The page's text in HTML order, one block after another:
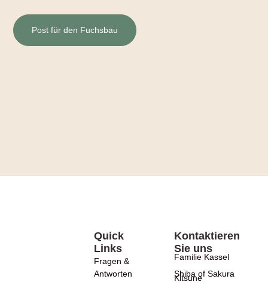
Post für den Fuchsbau
Quick
Links
Fragen &
Antworten
Kontaktieren
Sie uns
Familie Kassel
Shiba of Sakura
Kitsune